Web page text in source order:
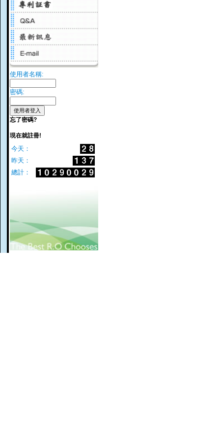
使用者名稱:
密碼:
忘了密碼?
現在就註冊!
今天：
昨天：
總計：